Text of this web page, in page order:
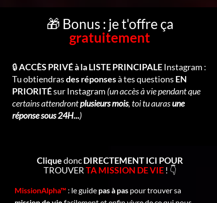
🎁 Bonus : je t'offre ça
gratuitement
🔒ACCÈS PRIVÉ à la LISTE PRINCIPALEInstagram :
Tu obtiendrasdes réponsesà tes questions EN
PRIORITÉsur Instagram (un accès à vie pendant que
certains attendrontplusieurs mois, toi tu aurasune
réponse sous 24H...)
CliquedoncDIRECTEMENT ICI POUR
TROUVERTA MISSION DE VIE! 👇
MissionAlpha™ : le guide pas à pas pour trouver sa